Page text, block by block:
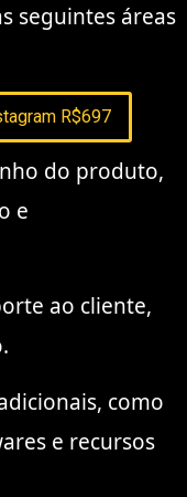
seguintes áreas
R$697
do produto,
e
ao cliente,
como
e recursos